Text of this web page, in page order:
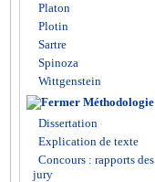
Platon
Plotin
Sartre
Spinoza
Wittgenstein
Méthodologie
Dissertation
Explication de texte
Concours : rapports des
jury